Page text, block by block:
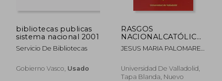
bibliotecas publicas
sistema nacional 2001
Servicio De Bibliotecas
Gobierno Vasco, Usado
RASGOS
NACIONALCATÓLICOS.
LA REVISTA
"REINARÉ EN
JESUS MARIA PALOMARES
Universidad De Valladolid,
Tapa Blanda, Nuevo